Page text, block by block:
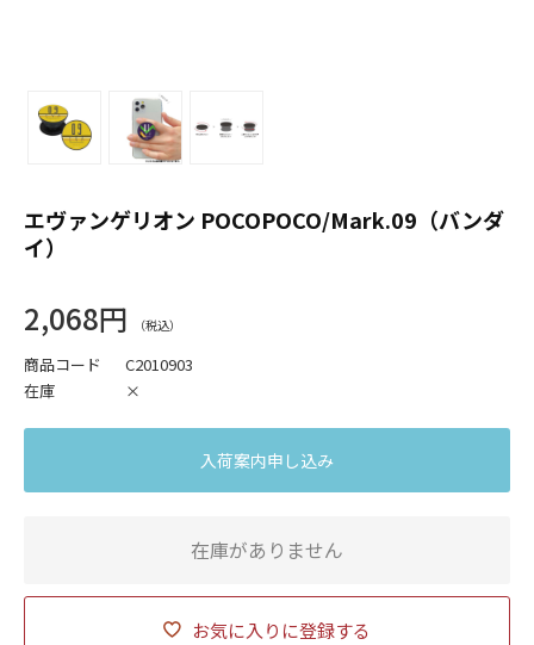
エヴァンゲリオン POCOPOCO/Mark.09（バンダ
イ）
2,068円
商品コード
C2010903
在庫
×
お気に入りに登録する
入荷案内申し込み
在庫がありません